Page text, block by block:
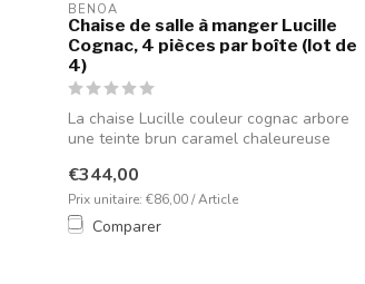
BENOA
Chaise de salle à manger Lucille
Cognac, 4 pièces par boîte (lot de
4)
La chaise Lucille couleur cognac arbore
une teinte brun caramel chaleureuse
€344,00
Prix unitaire: €86,00 / Article
Comparer